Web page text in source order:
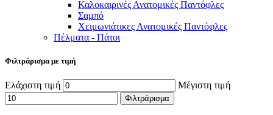
Καλοκαιρινές Ανατομικές Παντόφλες
Σαμπό
Χειμωνιάτικες Ανατομικές Παντόφλες
Πέλματα - Πάτοι
Φιλτράρισμα με τιμή
Ελάχιστη τιμή Μέγιστη τιμή
Φιλτράρισμα